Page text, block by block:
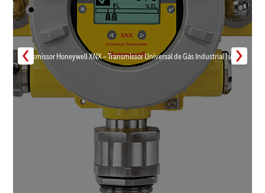
Transmissor Honeywell XNX – Transmissor Universal de Gás Industrial | Inmar